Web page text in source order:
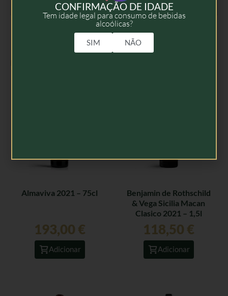
75cl
Almaviva 2021 – 75cl
193,00 €
Adicionar
Benjamin de Rothschild
& Vega Sicilia Macan
Clasico 2021 – 1,5l
118,50 €
Adicionar
CONFIRMAÇÃO DE IDADE
Tem idade legal para consumo de bebidas
alcoólicas?
SIM NÃO